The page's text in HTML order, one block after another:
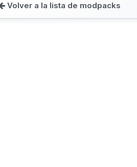
Volver a la lista de modpacks